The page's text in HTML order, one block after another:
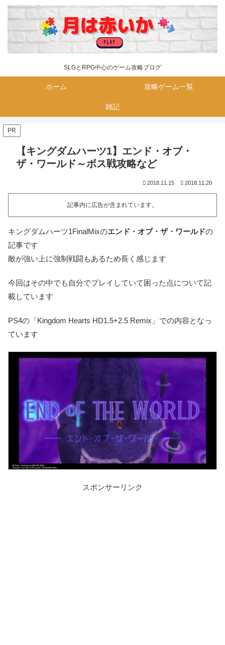
SLGとRPG中心のゲーム攻略ブログ
ホーム 攻略ゲーム一覧
雑記
PR
【キングダムハーツ1】エンド・オブ・
ザ・ワールド～ボス戦攻略など
2018.11.15 2018.11.20
記事内に広告が含まれています。
キングダムハーツ1FinalMixのエンド・オブ・ザ・ワールドの
記事です
敵が強い上に強制戦闘もあるため長く感じます
今回はその中でも自分でプレイしていて困った点について記
載しています
PS4の「Kingdom Hearts HD1.5+2.5 Remix」での内容となっ
ています
スポンサーリンク